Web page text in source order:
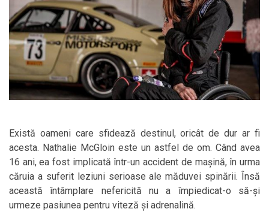
Există oameni care sfidează destinul, oricât de dur ar fi
acesta. Nathalie McGloin este un astfel de om. Când avea
16 ani, ea fost implicată într-un accident de mașină, în urma
căruia a suferit leziuni serioase ale măduvei spinării. Însă
această întâmplare nefericită nu a împiedicat-o să-și
urmeze pasiunea pentru viteză și adrenalină.